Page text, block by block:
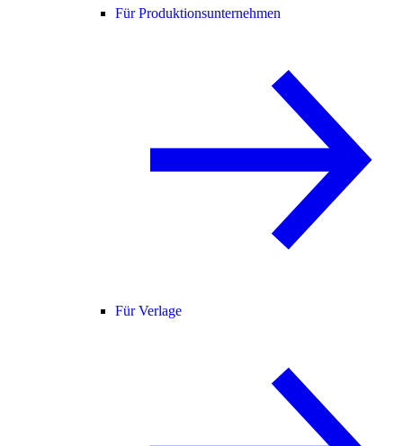
Für Produktionsunternehmen
Für Verlage